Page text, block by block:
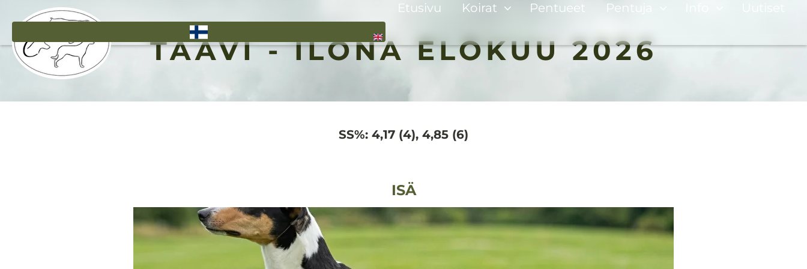
Hyppää
Etusivu Koirat Pentueet Pentuja
TAAVI - ILONA ELOKUU 2026
SS%: 4,17 (4), 4,85 (6)
ISÄ